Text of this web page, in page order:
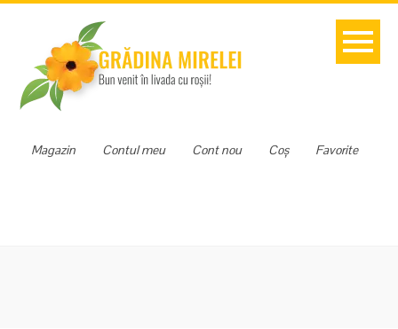
Favorite
Coș
Cont nou
Contul meu
Magazin